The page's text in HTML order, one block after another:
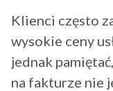
Klienci często
wysokie ceny
jednak
na fakturze nie